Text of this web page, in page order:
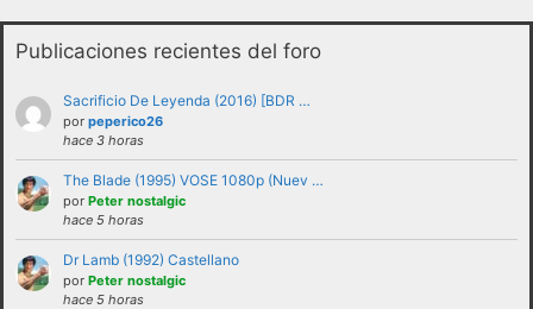
Publicaciones recientes del foro
Sacrificio De Leyenda (2016) [BDR …
por peperico26
hace 3 horas
The Blade (1995) VOSE 1080p (Nuev …
por Peter nostalgic
hace 5 horas
Dr Lamb (1992) Castellano
por Peter nostalgic
hace 5 horas